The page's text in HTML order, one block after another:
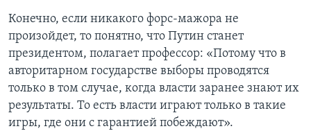
Конечно, если никакого форс-мажора не
произойдет, то понятно, что Путин станет
президентом, полагает профессор: «Потому что в
авторитарном государстве выборы проводятся
только в том случае, когда власти заранее знают их
результаты. То есть власти играют только в такие
игры, где они с гарантией побеждают».